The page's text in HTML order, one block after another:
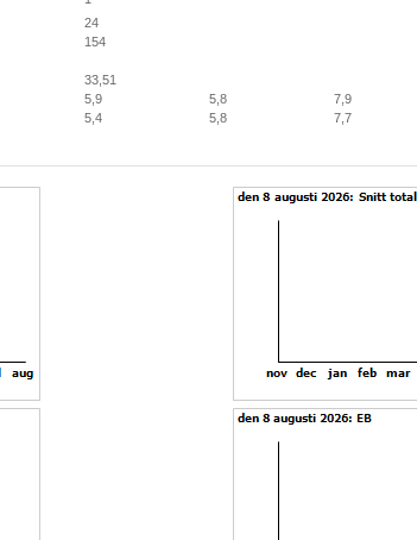
24
154
33,51
5,9 5,8 7,9
5,4 5,8 7,7